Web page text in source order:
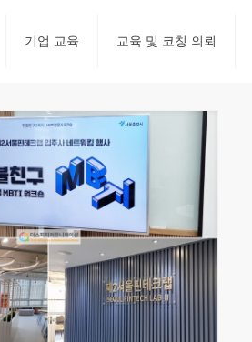
기업 교육 교육 및 코칭 의뢰